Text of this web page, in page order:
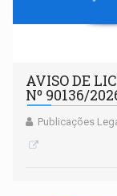
AVISO DE
Nº 90136/
Publicações